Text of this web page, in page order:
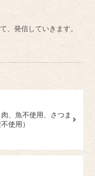
、発信していきます。
、魚不使用、さつま
使用）